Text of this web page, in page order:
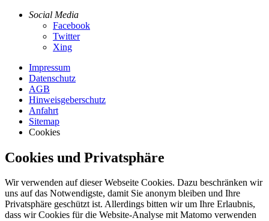
Social Media
Facebook
Twitter
Xing
Impressum
Datenschutz
AGB
Hinweisgeberschutz
Anfahrt
Sitemap
Cookies
Cookies und Privatsphäre
Wir verwenden auf dieser Webseite Cookies. Dazu beschränken wir
uns auf das Notwendigste, damit Sie anonym bleiben und Ihre
Privatsphäre geschützt ist. Allerdings bitten wir um Ihre Erlaubnis,
dass wir Cookies für die Website-Analyse mit Matomo verwenden